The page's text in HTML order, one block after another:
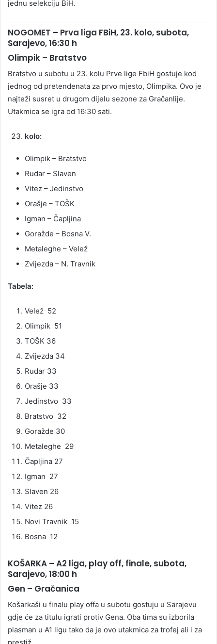
jednu selekciju BiH.
NOGOMET – Prva liga FBiH, 23. kolo, subota,
Sarajevo, 16:30 h
Olimpik – Bratstvo
Bratstvo u subotu u 23. kolu Prve lige FbiH gostuje kod
jednog od pretendenata za prvo mjesto, Olimpika. Ovo je
najteži susret u drugom dijelu sezone za Gračanlije.
Utakmica se igra od 16:30 sati.
kolo:
Olimpik – Bratstvo
Rudar – Slaven
Vitez – Jedinstvo
Orašje – TOŠK
Igman – Čapljina
Goražde – Bosna V.
Metaleghe – Velež
Zvijezda – N. Travnik
Tabela:
Velež 52
Olimpik 51
TOŠK 36
Zvijezda 34
Rudar 33
Orašje 33
Jedinstvo 33
Bratstvo 32
Goražde 30
Metaleghe 29
Čapljina 27
Igman 27
Slaven 26
Vitez 26
Novi Travnik 15
Bosna 12
KOŠARKA – A2 liga, play off, finale, subota,
Sarajevo, 18:00 h
Gen – Gračanica
Košarkaši u finalu play offa u subotu gostuju u Sarajevu
gdje će za titulu igrati protiv Gena. Oba tima su izborila
plasman u A1 ligu tako da je ovo utakmica za trofej ali i za